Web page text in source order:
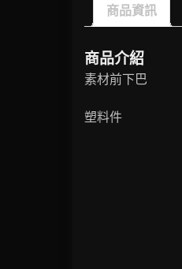
商品資訊
商品介紹
素材前下巴
塑料件